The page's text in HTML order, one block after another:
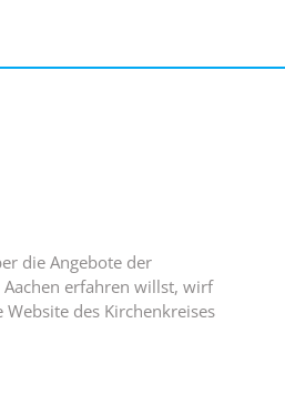
die Angebote der
Aachen erfahren willst, wirf
des Kirchenkreises